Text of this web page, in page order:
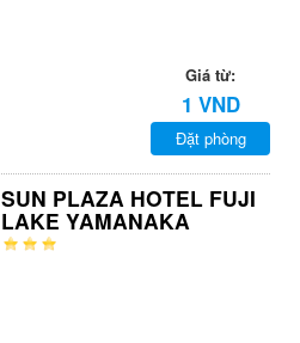
Giá từ:
1 VND
Đặt phòng
SUN PLAZA HOTEL FUJI
LAKE YAMANAKA